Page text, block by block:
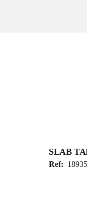
SLAB
Ref: 18935